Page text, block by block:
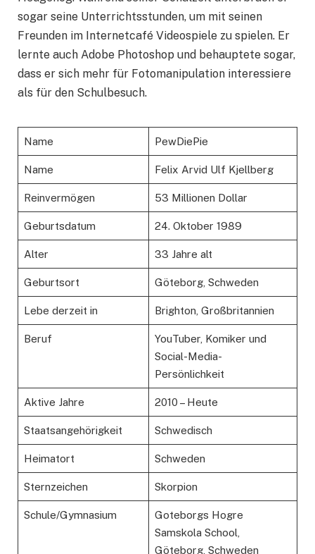
sogar seine Unterrichtsstunden, um mit seinen
Freunden im Internetcafé Videospiele zu spielen. Er
lernte auch Adobe Photoshop und behauptete sogar,
dass er sich mehr für Fotomanipulation interessiere
als für den Schulbesuch.
Name PewDiePie
Name Felix Arvid Ulf Kjellberg
Reinvermögen 53 Millionen Dollar
Geburtsdatum 24. Oktober 1989
Alter 33 Jahre alt
Geburtsort Göteborg, Schweden
Lebe derzeit in Brighton, Großbritannien
Beruf
YouTuber, Komiker und
Social-Media-
Persönlichkeit
Aktive Jahre 2010 – Heute
Staatsangehörigkeit Schwedisch
Heimatort Schweden
Sternzeichen Skorpion
Schule/Gymnasium
Goteborgs Hogre
Samskola School,
Göteborg, Schweden